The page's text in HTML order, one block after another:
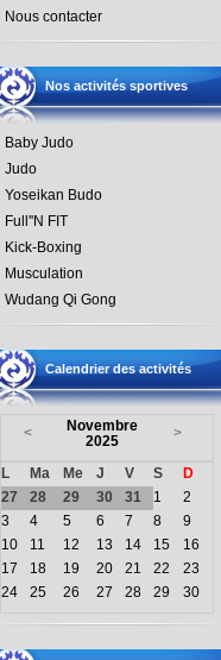
Nous contacter
Nos activités sportives
Baby Judo
Judo
Yoseikan Budo
Full''N FIT
Kick-Boxing
Musculation
Wudang Qi Gong
Calendrier des activités
<
Novembre
2025
>
L Ma Me J V S
D
27
28 29 30 31 1
2
3
4 5 6 7 8
9
10
11 12 13 14 15
16
17
18 19 20 21 22
23
24
25 26 27 28 29 30